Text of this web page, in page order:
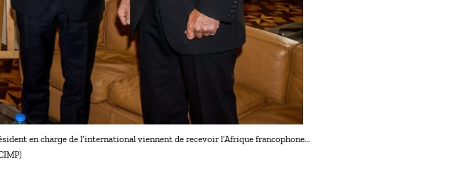
en charge de l’international viennent de recevoir l’Afrique francophone…